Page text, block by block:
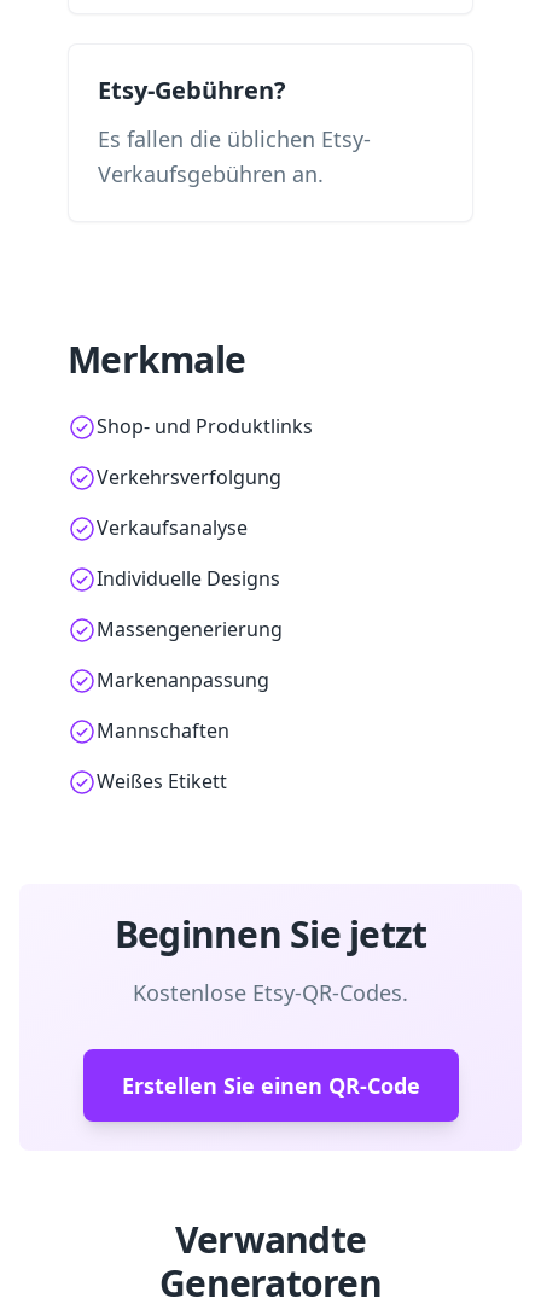
Etsy-Gebühren?
Es fallen die üblichen Etsy-
Verkaufsgebühren an.
Merkmale
Shop- und Produktlinks
Verkehrsverfolgung
Verkaufsanalyse
Individuelle Designs
Massengenerierung
Markenanpassung
Mannschaften
Weißes Etikett
Beginnen Sie jetzt
Kostenlose Etsy-QR-Codes.
Erstellen Sie einen QR-Code
Verwandte
Generatoren